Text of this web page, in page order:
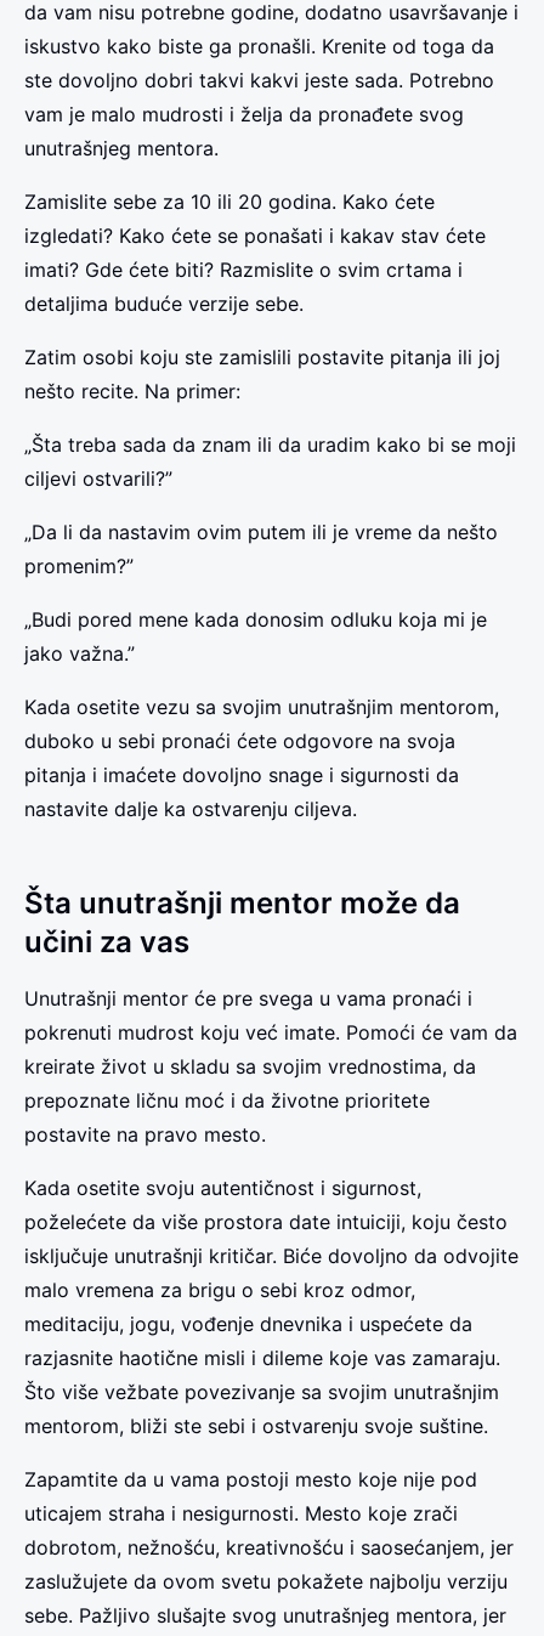
da vam nisu potrebne godine, dodatno usavršavanje i
iskustvo kako biste ga pronašli. Krenite od toga da
ste dovoljno dobri takvi kakvi jeste sada. Potrebno
vam je malo mudrosti i želja da pronađete svog
unutrašnjeg mentora.
Zamislite sebe za 10 ili 20 godina. Kako ćete
izgledati? Kako ćete se ponašati i kakav stav ćete
imati? Gde ćete biti? Razmislite o svim crtama i
detaljima buduće verzije sebe.
Zatim osobi koju ste zamislili postavite pitanja ili joj
nešto recite. Na primer:
„Šta treba sada da znam ili da uradim kako bi se moji
ciljevi ostvarili?”
„Da li da nastavim ovim putem ili je vreme da nešto
promenim?”
„Budi pored mene kada donosim odluku koja mi je
jako važna.”
Kada osetite vezu sa svojim unutrašnjim mentorom,
duboko u sebi pronaći ćete odgovore na svoja
pitanja i imaćete dovoljno snage i sigurnosti da
nastavite dalje ka ostvarenju ciljeva.
Šta unutrašnji mentor može da
učini za vas
Unutrašnji mentor će pre svega u vama pronaći i
pokrenuti mudrost koju već imate. Pomoći će vam da
kreirate život u skladu sa svojim vrednostima, da
prepoznate ličnu moć i da životne prioritete
postavite na pravo mesto.
Kada osetite svoju autentičnost i sigurnost,
poželećete da više prostora date intuiciji, koju često
isključuje unutrašnji kritičar. Biće dovoljno da odvojite
malo vremena za brigu o sebi kroz odmor,
meditaciju, jogu, vođenje dnevnika i uspećete da
razjasnite haotične misli i dileme koje vas zamaraju.
Što više vežbate povezivanje sa svojim unutrašnjim
mentorom, bliži ste sebi i ostvarenju svoje suštine.
Zapamtite da u vama postoji mesto koje nije pod
uticajem straha i nesigurnosti. Mesto koje zrači
dobrotom, nežnošću, kreativnošću i saosećanjem, jer
zaslužujete da ovom svetu pokažete najbolju verziju
sebe. Pažljivo slušajte svog unutrašnjeg mentora, jer